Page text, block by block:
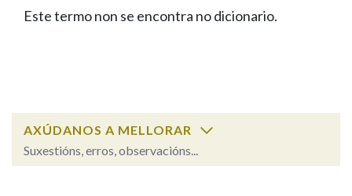
FIGURAS HOMENAXEADAS
PORTAL DAS PALABRAS
Facebook
TwitterYoutubeInstagram
Bluesky
BUSCAR NOS LEMAS
Remata por
Este termo non se encontra no dicionario.
AXÚDANOS A MELLORAR
Suxestións, erros, observacións...